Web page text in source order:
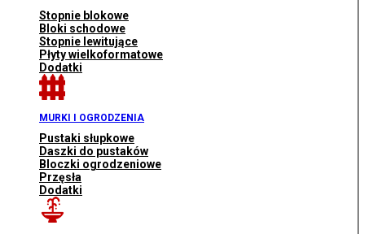
Stopnie blokowe
Bloki schodowe
Stopnie lewitujące
Płyty wielkoformatowe
Dodatki
MURKI I OGRODZENIA
Pustaki słupkowe
Daszki do pustaków
Bloczki ogrodzeniowe
Przęsła
Dodatki